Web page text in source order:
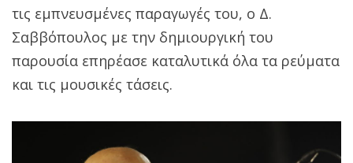
τις εμπνευσμένες παραγωγές του, ο Δ.
Σαββόπουλος με την δημιουργική του
παρουσία επηρέασε καταλυτικά όλα τα ρεύματα
και τις μουσικές τάσεις.